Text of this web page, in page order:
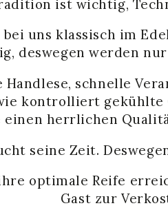
ist wichtig,
uns klassisch im
deswegen werden
schnelle
kontrolliert
einen herrlichen
seine Zeit.
optimale Reife
Gast zur